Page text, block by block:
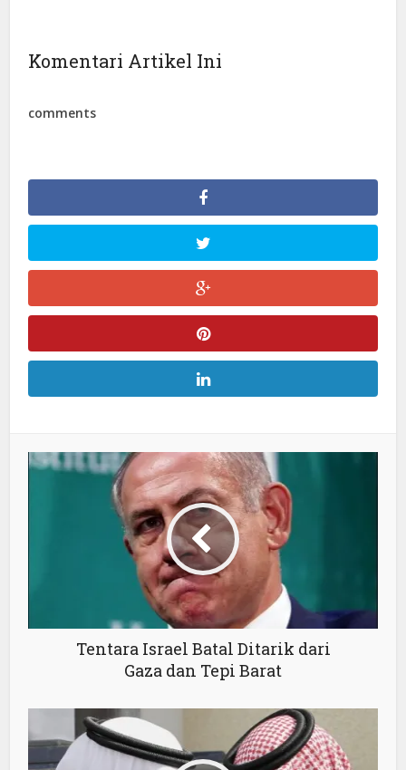
Komentari Artikel Ini
comments
Tentara Israel Batal Ditarik dari
Gaza dan Tepi Barat